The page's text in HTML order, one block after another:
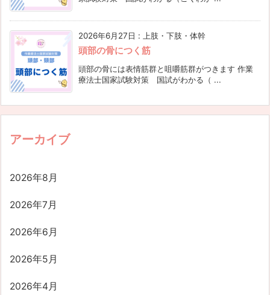
2026年6月27日 : 上肢・下肢・体幹
頭部の骨につく筋
頭部の骨には表情筋群と咀嚼筋群がつきます 作業
療法士国家試験対策 国試がわかる（ ...
アーカイブ
2026年8月
2026年7月
2026年6月
2026年5月
2026年4月